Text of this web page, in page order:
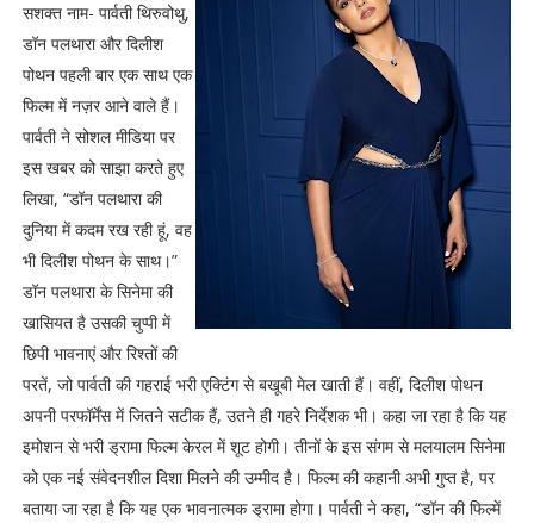
सशक्त नाम- पार्वती थिरुवोथु,
डॉन पलथारा और दिलीश
पोथन पहली बार एक साथ एक
फिल्म में नज़र आने वाले हैं।
पार्वती ने सोशल मीडिया पर
इस खबर को साझा करते हुए
लिखा, “डॉन पलथारा की
दुनिया में कदम रख रही हूं, वह
भी दिलीश पोथन के साथ।”
डॉन पलथारा के सिनेमा की
खासियत है उसकी चुप्पी में
छिपी भावनाएं और रिश्तों की
परतें, जो पार्वती की गहराई भरी एक्टिंग से बखूबी मेल खाती हैं। वहीं, दिलीश पोथन
अपनी परफॉर्मेंस में जितने सटीक हैं, उतने ही गहरे निर्देशक भी। कहा जा रहा है कि यह
इमोशन से भरी ड्रामा फिल्म केरल में शूट होगी। तीनों के इस संगम से मलयालम सिनेमा
को एक नई संवेदनशील दिशा मिलने की उम्मीद है। फिल्म की कहानी अभी गुप्त है, पर
बताया जा रहा है कि यह एक भावनात्मक ड्रामा होगा। पार्वती ने कहा, “डॉन की फिल्में